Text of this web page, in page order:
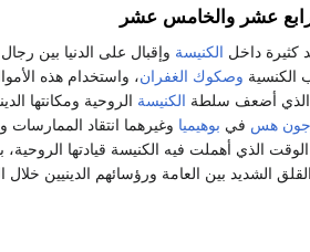
عشر والخامس عشر
كثيرة داخل الكنيسة وإقبال على الدنيا بين
الكنسية وصكوك الغفران، واستخدام هذه
الذي أضعف سلطة الكنيسة الروحية ومكانتها
هس في بوهيميا وغيرهما انتقاد
الذي أهملت فيه الكنيسة قيادتها الروحية،
الشديد بين العامة ورؤسائهم الدينيين خلال